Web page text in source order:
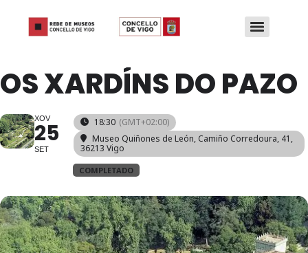
OS XARDÍNS DO PAZO
XOV
25
SET
18:30 (GMT+02:00)
Museo Quiñones de León, Camiño Corredoura, 41,
36213 Vigo
COMPLETADO